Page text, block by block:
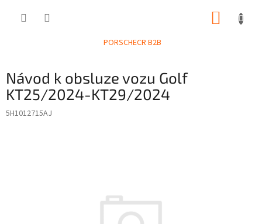
PORSCHECR B2B
Návod k obsluze vozu Golf
KT25/2024-KT29/2024
5H1012715AJ